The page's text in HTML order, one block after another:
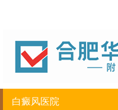
白癜风医院